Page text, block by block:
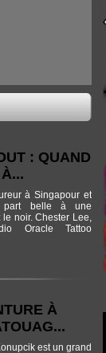
: QUAND
à Singapour et
belle à une
le noir. Chester Lee,
Oracle Tattoo
À
est un grand